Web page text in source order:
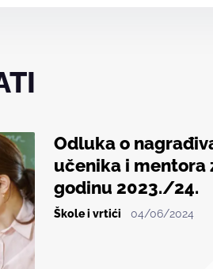
Odluka o
učenika i mentora
godinu 2023./24.
Škole i vrtići 04/06/2024